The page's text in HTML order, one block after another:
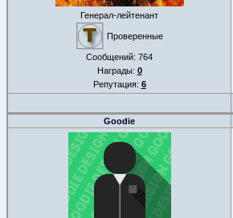
Генерал-лейтенант
Проверенные
Сообщений: 764
Награды: 0
Репутация: 6
Goodie